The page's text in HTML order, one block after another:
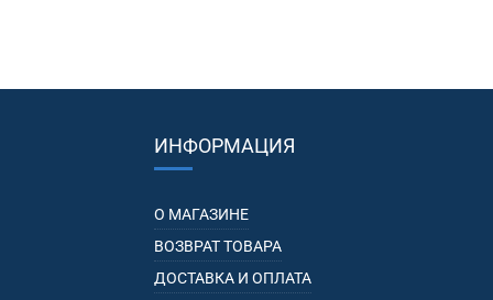
ИНФОРМАЦИЯ
О МАГАЗИНЕ
ВОЗВРАТ ТОВАРА
ДОСТАВКА И ОПЛАТА